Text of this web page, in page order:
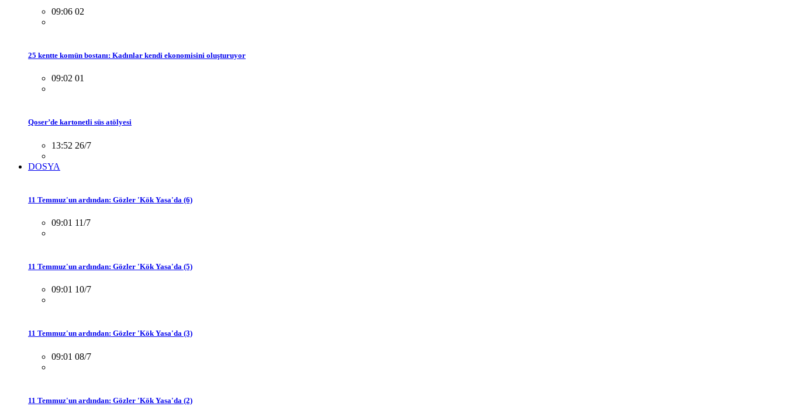
09:06 02
25 kentte komün bostanı: Kadınlar kendi ekonomisini oluşturuyor
09:02 01
Qoser’de kartonetli süs atölyesi
13:52 26/7
DOSYA
11 Temmuz'un ardından: Gözler 'Kök Yasa'da (6)
09:01 11/7
11 Temmuz'un ardından: Gözler 'Kök Yasa'da (5)
09:01 10/7
11 Temmuz'un ardından: Gözler 'Kök Yasa'da (3)
09:01 08/7
11 Temmuz'un ardından: Gözler 'Kök Yasa'da (2)